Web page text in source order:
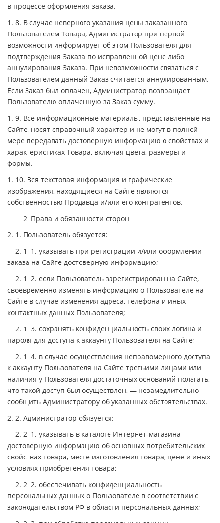
в процессе оформления заказа.
1. 8. В случае неверного указания цены заказанного
Пользователем Товара, Администратор при первой
возможности информирует об этом Пользователя для
подтверждения Заказа по исправленной цене либо
аннулирования Заказа. При невозможности связаться с
Пользователем данный Заказ считается аннулированным.
Если Заказ был оплачен, Администратор возвращает
Пользователю оплаченную за Заказ сумму.
1. 9. Все информационные материалы, представленные на
Сайте, носят справочный характер и не могут в полной
мере передавать достоверную информацию о свойствах и
характеристиках Товара, включая цвета, размеры и
формы.
1. 10. Вся текстовая информация и графические
изображения, находящиеся на Сайте являются
собственностью Продавца и/или его контрагентов.
2. Права и обязанности сторон
2. 1. Пользователь обязуется:
2. 1. 1. указывать при регистрации и/или оформлении
заказа на Сайте достоверную информацию;
2. 1. 2. если Пользователь зарегистрирован на Сайте,
своевременно изменять информацию о Пользователе на
Сайте в случае изменения адреса, телефона и иных
контактных данных Пользователя;
2. 1. 3. сохранять конфиденциальность своих логина и
пароля для доступа к аккаунту Пользователя на Сайте;
2. 1. 4. в случае осуществления неправомерного доступа
к аккаунту Пользователя на Сайте третьими лицами или
наличия у Пользователя достаточных оснований полагать,
что такой доступ был осуществлен, — незамедлительно
сообщить Администратору об указанных обстоятельствах.
2. 2. Администратор обязуется:
2. 2. 1. указывать в каталоге Интернет-магазина
достоверную информацию об основных потребительских
свойствах товара, месте изготовления товара, цене и иных
условиях приобретения товара;
2. 2. 2. обеспечивать конфиденциальность
персональных данных о Пользователе в соответствии с
законодательством РФ в области персональных данных;